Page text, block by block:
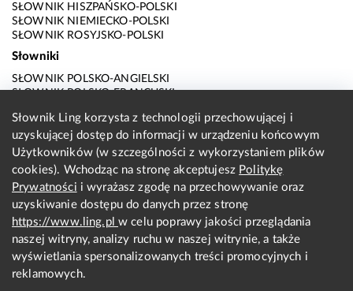
SŁOWNIK HISZPAŃSKO-POLSKI
SŁOWNIK NIEMIECKO-POLSKI
SŁOWNIK ROSYJSKO-POLSKI
Słowniki
SŁOWNIK POLSKO-ANGIELSKI
SŁOWNIK POLSKO-FRANCUSKI
SŁOWNIK POLSKO-HISZPAŃSKI
SŁOWNIK POLSKO-NIEMIECKI
SŁOWNIK POLSKO-ROSYJSKI
SŁOWNIK ANGIELSKO-POLSKI
SŁOWNIK FRANCUSKO-POLSKI
SŁOWNIK WŁOSKO-POLSKI
SŁOWNIK HISZPAŃSKO-POLSKI
SŁOWNIK NIEMIECKO-POLSKI
SŁOWNIK ROSYJSKO-POLSKI
O nas
KONTAKT Z REDAKCJĄ
Słownik Ling korzysta z technologii przechowującej i
uzyskującej dostęp do informacji w urządzeniu końcowym
Użytkowników (w szczególności z wykorzystaniem plików
cookies). Wchodząc na stronę akceptujesz Politykę
Prywatności i wyrażasz zgodę na przechowywanie oraz
uzyskiwanie dostępu do danych przez stronę
https://www.ling.plw celu poprawy jakości przeglądania
naszej witryny, analizy ruchu w naszej witrynie, a także
wyświetlania spersonalizowanych treści promocyjnych i
reklamowych.